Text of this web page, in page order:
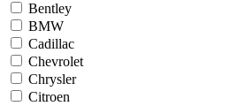
Bentley
BMW
Cadillac
Chevrolet
Chrysler
Citroen